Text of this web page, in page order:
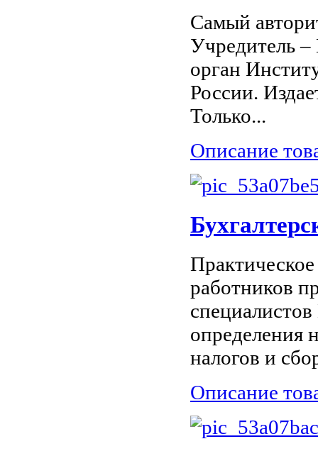
Самый
Учредитель
орган
России.
Только...
Описание
работников
определения
налогов и
Описание